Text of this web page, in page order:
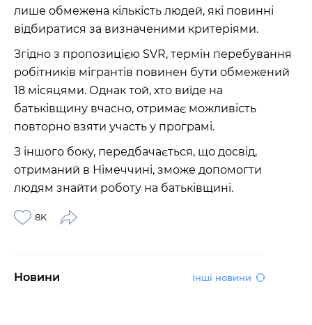
лише обмежена кількість людей, які повинні
відбиратися за визначеними критеріями.
Згідно з пропозицією SVR, термін перебування
робітників мігрантів повинен бути обмежений
18 місяцями. Однак той, хто виїде на
батьківщину вчасно, отримає можливість
повторно взяти участь у програмі.
З іншого боку, передбачається, що досвід,
отриманий в Німеччині, зможе допомогти
людям знайти роботу на батьківщині.
8K
Новини Інші новини